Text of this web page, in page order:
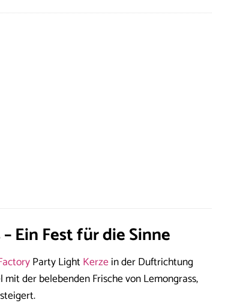
Ein Fest für die Sinne
Party Light Kerzein der Duftrichtung
der belebenden Frische von Lemongrass,